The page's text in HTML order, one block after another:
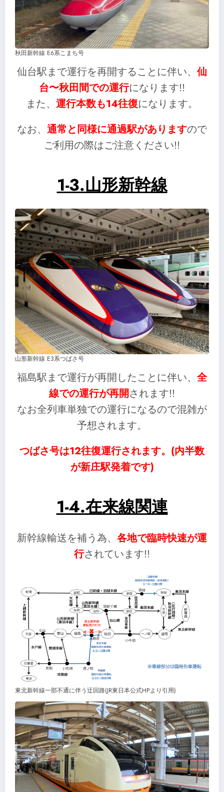
秋田新幹線 E6系こまち号
仙台駅まで運行を再開することに伴い、仙
台〜秋田間での運行になります!!
また、 運行本数も14往復になります。
なお、 通常と同様に通過駅がありますので
ご利用の際はご注意ください!!
1-3.山形新幹線
山形新幹線 E3系つばさ号
福島駅まで運行が再開したことに伴い、 全
線での運行が再開されます!!
なお全列車単独での運行になるので混雑が
予想されます。
つばさ号は12往復運行されます。(内半数
が新庄駅発着です)
1-4.在来線関連
新幹線輸送を補う為、 各地で臨時快速が運
行されています!!
東北新幹線一部不通に伴う迂回路(JR東日本公式HPより引用)